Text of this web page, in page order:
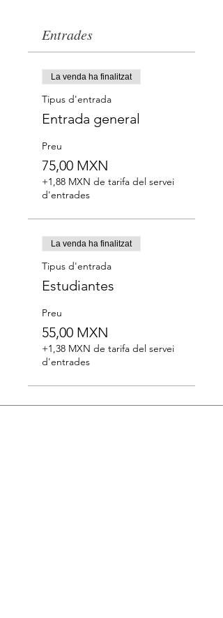
Entrades
La venda ha finalitzat
Tipus d'entrada
Entrada general
Preu
75,00 MXN
+1,88 MXN de tarifa del servei
d'entrades
La venda ha finalitzat
Tipus d'entrada
Estudiantes
Preu
55,00 MXN
+1,38 MXN de tarifa del servei
d'entrades